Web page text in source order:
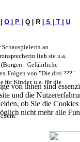
O P | Q | R | S T
U
an
lieh sie u.a.
- Gefährliche
Folgen von "Die drei ???"
für Kinder, u.a. für die
von ihnen sind
und die
ob Sie die
nicht mehr alle